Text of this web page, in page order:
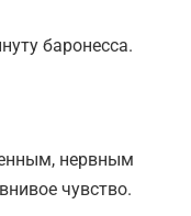
баронесса.
нервным
чувство.